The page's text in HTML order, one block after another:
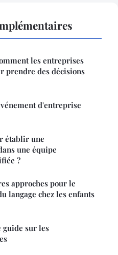
les entreprises
prendre des décisions
d'entreprise
établir une
une équipe
?
approches pour le
langage chez les enfants
sur les